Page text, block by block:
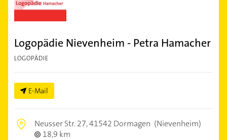
Logopädie Nievenheim - Petra Hamacher
LOGOPÄDIE
E-Mail
Neusser Str. 27,41542 Dormagen (Nievenheim)
18,9 km